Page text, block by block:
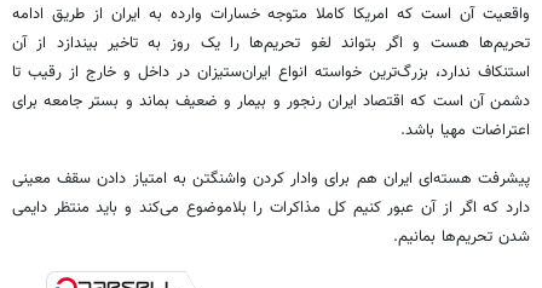
واقعیت آن است که امریکا کاملا متوجه خسارات وارده به ایران از طریق ادامه
تحریم‌ها هست و اگر بتواند لغو تحریم‌ها را یک روز به تاخیر بیندازد از آن
استنکاف ندارد، بزرگ‌ترین خواسته انواع ایران‌ستیزان در داخل و خارج از رقیب تا
دشمن آن است که اقتصاد ایران رنجور و بیمار و ضعیف بماند و بستر جامعه برای
اعتراضات مهیا باشد.
پیشرفت هسته‌ای ایران هم برای وادار کردن واشنگتن به امتیاز دادن سقف معینی
دارد که اگر از آن عبور کنیم کل مذاکرات را بلاموضوع می‌کند و باید منتظر دایمی
شدن تحریم‌ها بمانیم.